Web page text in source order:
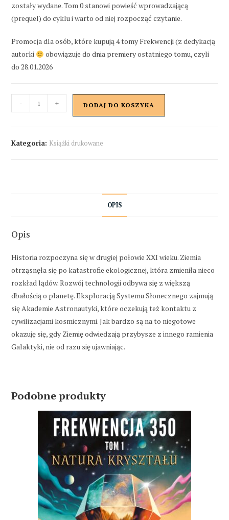
zostały wydane. Tom 0 stanowi powieść wprowadzającą
(prequel) do cyklu i warto od niej rozpocząć czytanie.
Promocja dla osób, które kupują 4 tomy Frekwencji (z dedykacją
autorki
obowiązuje do dnia premiery ostatniego tomu, czyli
do 28.01.2026
- + DODAJ DO KOSZYKA
Kategoria: Książki drukowane
OPIS
Opis
Historia rozpoczyna się w drugiej połowie XXI wieku. Ziemia
otrząsnęła się po katastrofie ekologicznej, która zmieniła nieco
rozkład lądów. Rozwój technologii odbywa się z większą
dbałością o planetę. Eksploracją Systemu Słonecznego zajmują
się Akademie Astronautyki, które oczekują też kontaktu z
cywilizacjami kosmicznymi. Jak bardzo są na to niegotowe
okazuję się, gdy Ziemię odwiedzają przybysze z innego ramienia
Galaktyki, nie od razu się ujawniając.
Podobne produkty